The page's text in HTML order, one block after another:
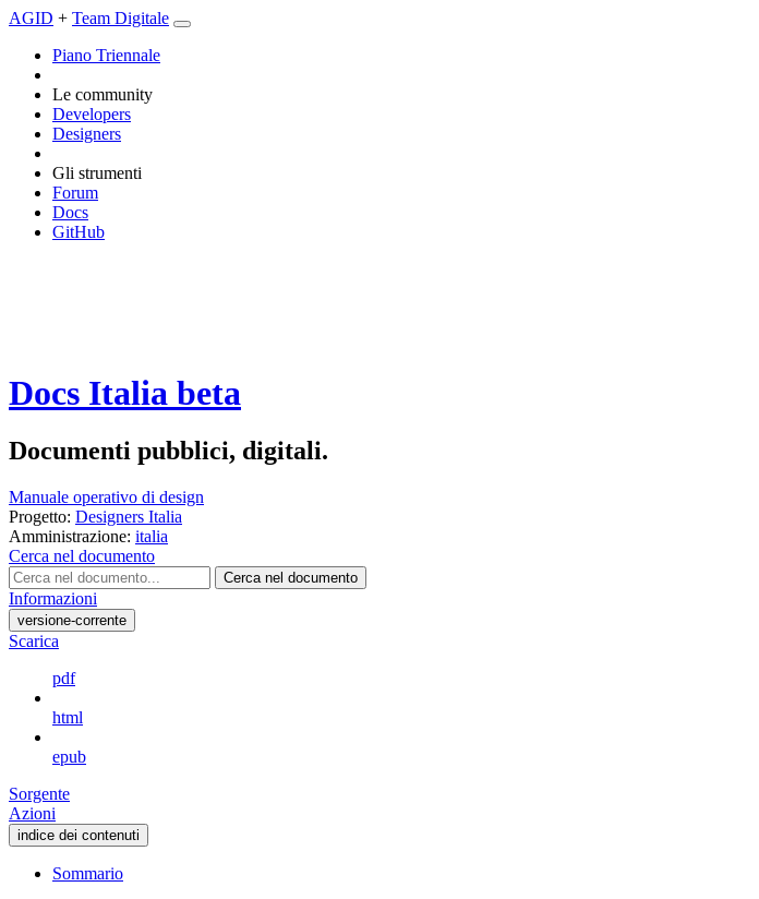
AGID + Team Digitale
Piano Triennale
Le community
Developers
Designers
Gli strumenti
Forum
Docs
GitHub
Docs Italia beta
Documenti pubblici, digitali.
Manuale operativo di design
Progetto: Designers Italia
Amministrazione: italia
Cerca nel documento
Cerca nel documento
Informazioni
versione-corrente
Scarica
pdf
html
epub
Sorgente
Azioni
indice dei contenuti
Sommario